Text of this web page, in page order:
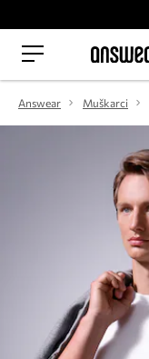
Answear Muškarci